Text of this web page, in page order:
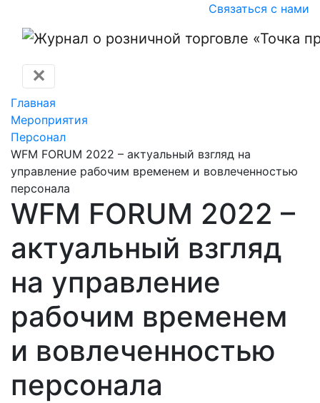
Связаться с нами
✕
Главная
Мероприятия
Персонал
WFM FORUM 2022 – актуальный взгляд на
управление рабочим временем и вовлеченностью
персонала
WFM FORUM 2022 –
актуальный взгляд
на управление
рабочим временем
и вовлеченностью
персонала